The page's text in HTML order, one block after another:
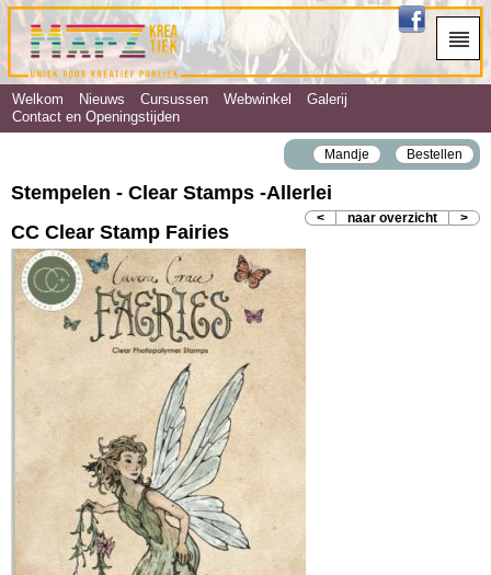
Welkom Nieuws Cursussen Webwinkel
Galerij
Contact en Openingstijden
Mandje Bestellen
Stempelen - Clear Stamps ‐Allerlei
< naar overzicht >
CC Clear Stamp Fairies